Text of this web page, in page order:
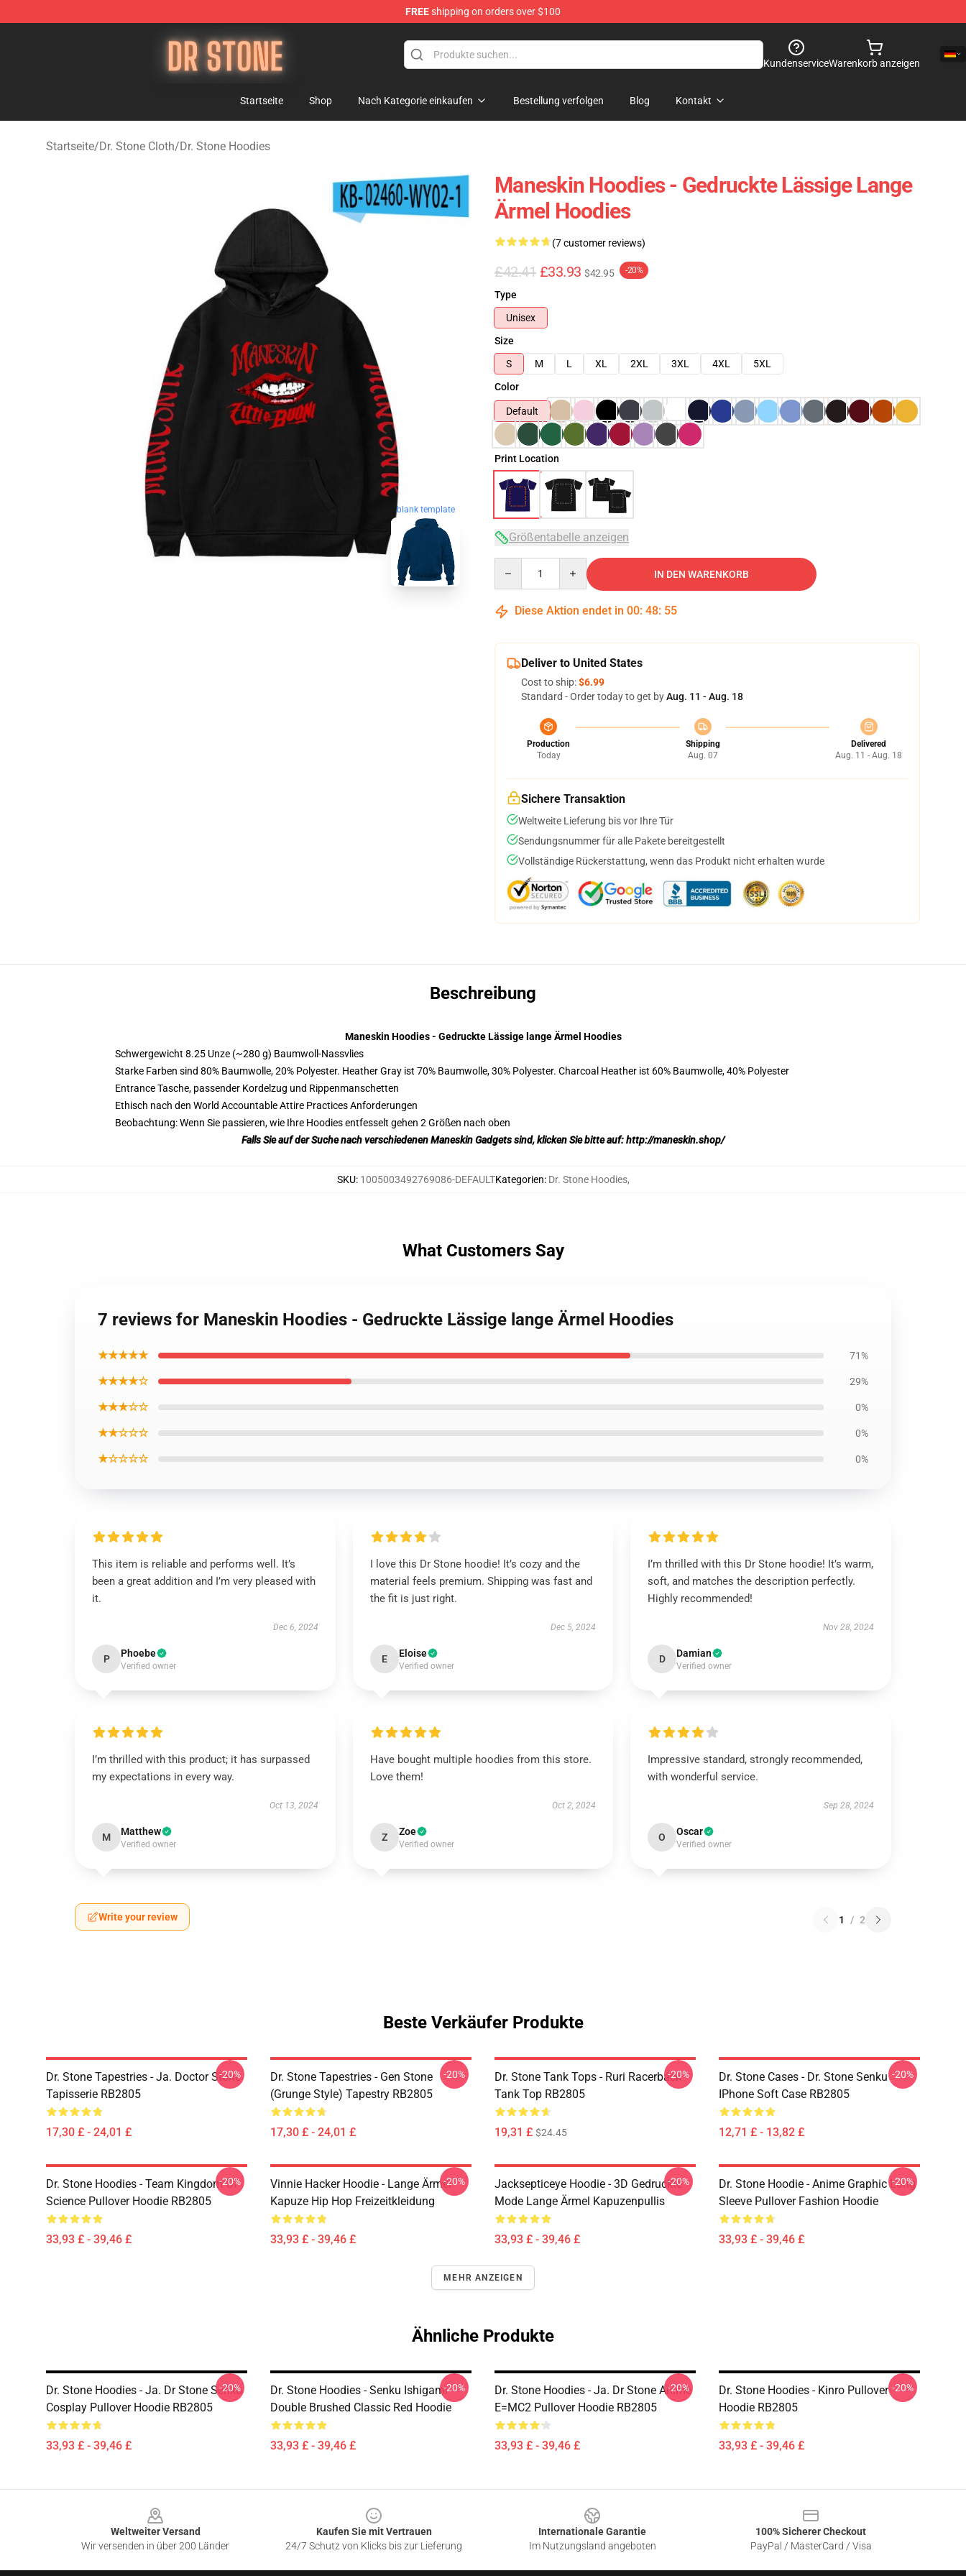
FREEshipping on orders over $100
Dr Stone Store - Official Dr Stone Merchandise Shop
KundenserviceWarenkorb anzeigen
Startseite Shop Nach Kategorie einkaufen Bestellung verfolgen Blog Kontakt
Startseite/Dr. Stone Cloth/Dr. Stone Hoodies
blank template
Maneskin Hoodies - Gedruckte Lässige Lange
Ärmel Hoodies
(7 customer reviews)
£42.41 £33.93 $42.95 -20%
Type
Unisex
Size
S
M L XL 2XL 3XL 4XL
5XL
Color
Default
Print Location
Größentabelle anzeigen
IN DEN WARENKORB
Diese Aktion endet in 00: 48: 54
Deliver to United States
Cost to ship:$6.99
Standard - Order today to get byAug. 11 - Aug. 18
Production
Today
Shipping
Aug. 07
Delivered
Aug. 11 - Aug. 18
Sichere Transaktion
Weltweite Lieferung bis vor Ihre Tür
Sendungsnummer für alle Pakete bereitgestellt
Vollständige Rückerstattung, wenn das Produkt nicht erhalten wurde
Beschreibung
Maneskin Hoodies - Gedruckte Lässige lange Ärmel Hoodies
Schwergewicht 8.25 Unze (~280 g) Baumwoll-Nassvlies
Starke Farben sind 80% Baumwolle, 20% Polyester. Heather Gray ist 70% Baumwolle, 30% Polyester. Charcoal Heather ist 60% Baumwolle, 40% Polyester
Entrance Tasche, passender Kordelzug und Rippenmanschetten
Ethisch nach den World Accountable Attire Practices Anforderungen
Beobachtung: Wenn Sie passieren, wie Ihre Hoodies entfesselt gehen 2 Größen nach oben
Falls Sie auf der Suche nach verschiedenen Maneskin Gadgets sind, klicken Sie bitte auf:http://maneskin.shop/
SKU: 1005003492769086-DEFAULTKategorien: Dr. Stone Hoodies,
What Customers Say
7 reviews for Maneskin Hoodies - Gedruckte Lässige lange Ärmel Hoodies
★★★★★ 71%
★★★★☆ 29%
★★★☆☆ 0%
★★☆☆☆ 0%
★☆☆☆☆ 0%
This item is reliable and performs well. It’s
been a great addition and I’m very pleased with
it.
Dec 6, 2024
P Phoebe
Verified owner
I love this Dr Stone hoodie! It’s cozy and the
material feels premium. Shipping was fast and
the fit is just right.
Dec 5, 2024
E Eloise
Verified owner
I’m thrilled with this Dr Stone hoodie! It’s warm,
soft, and matches the description perfectly.
Highly recommended!
Nov 28, 2024
D Damian
Verified owner
I’m thrilled with this product; it has surpassed
my expectations in every way.
Oct 13, 2024
M Matthew
Verified owner
Have bought multiple hoodies from this store.
Love them!
Oct 2, 2024
Z Zoe
Verified owner
Impressive standard, strongly recommended,
with wonderful service.
Sep 28, 2024
O Oscar
Verified owner
Write your review 1 / 2
Beste Verkäufer Produkte
Dr. Stone Tapestries - Ja. Doctor Stone
Tapisserie RB2805
17,30 £ - 24,01 £
-20%
Dr. Stone Tapestries - Gen Stone
(Grunge Style) Tapestry RB2805
17,30 £ - 24,01 £
-20%
Dr. Stone Tank Tops - Ruri Racerback
Tank Top RB2805
19,31 £ $24.45
-20%
Dr. Stone Cases - Dr. Stone Senku
IPhone Soft Case RB2805
12,71 £ - 13,82 £
-20%
Dr. Stone Hoodies - Team Kingdom Of
Science Pullover Hoodie RB2805
33,93 £ - 39,46 £
-20%
Vinnie Hacker Hoodie - Lange Ärmel
Kapuze Hip Hop Freizeitkleidung
33,93 £ - 39,46 £
-20%
Jacksepticeye Hoodie - 3D Gedruckte
Mode Lange Ärmel Kapuzenpullis
33,93 £ - 39,46 £
-20%
Dr. Stone Hoodie - Anime Graphic Long
Sleeve Pullover Fashion Hoodie
33,93 £ - 39,46 £
-20%
MEHR ANZEIGEN
Ähnliche Produkte
Dr. Stone Hoodies - Ja. Dr Stone Senku
Cosplay Pullover Hoodie RB2805
33,93 £ - 39,46 £
-20%
Dr. Stone Hoodies - Senku Ishigami
Double Brushed Classic Red Hoodie
33,93 £ - 39,46 £
-20%
Dr. Stone Hoodies - Ja. Dr Stone Anime
E=MC2 Pullover Hoodie RB2805
33,93 £ - 39,46 £
-20%
Dr. Stone Hoodies - Kinro Pullover
Hoodie RB2805
33,93 £ - 39,46 £
-20%
Weltweiter Versand
Wir versenden in über 200 Länder
Kaufen Sie mit Vertrauen
24/7 Schutz von Klicks bis zur Lieferung
Internationale Garantie
Im Nutzungsland angeboten
100% Sicherer Checkout
PayPal / MasterCard / Visa